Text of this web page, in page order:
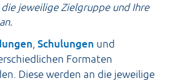
die jeweilige Zielgruppe und Ihre
,Schulungen und
Formaten
Diese werden an die jeweilige